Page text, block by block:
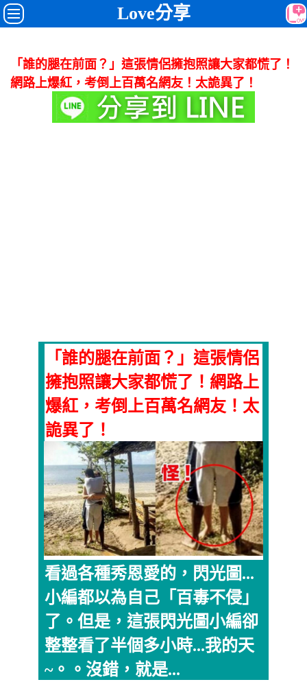
Love分享
「誰的腿在前面？」這張情侶擁抱照讓大家都慌了！
網路上爆紅，考倒上百萬名網友！太詭異了！
「誰的腿在前面？」這張情侶
擁抱照讓大家都慌了！網路上
爆紅，考倒上百萬名網友！太
詭異了！
看過各種秀恩愛的，閃光圖...
小編都以為自己「百毒不侵」
了。但是，這張閃光圖小編卻
整整看了半個多小時...我的天
~。。沒錯，就是...